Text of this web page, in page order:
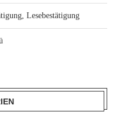
Lesebestätigung